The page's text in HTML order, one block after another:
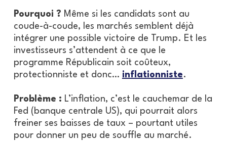
Pourquoi ? Même si les candidats sont au
coude-à-coude, les marchés semblent déjà
intégrer une possible victoire de Trump. Et les
investisseurs s’attendent à ce que le
programme Républicain soit coûteux,
protectionniste et donc… inflationniste.
Problème : L’inflation, c’est le cauchemar de la
Fed (banque centrale US), qui pourrait alors
freiner ses baisses de taux – pourtant utiles
pour donner un peu de souffle au marché.